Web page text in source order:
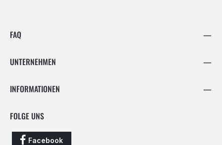
FAQ
UNTERNEHMEN
INFORMATIONEN
FOLGE UNS
Facebook